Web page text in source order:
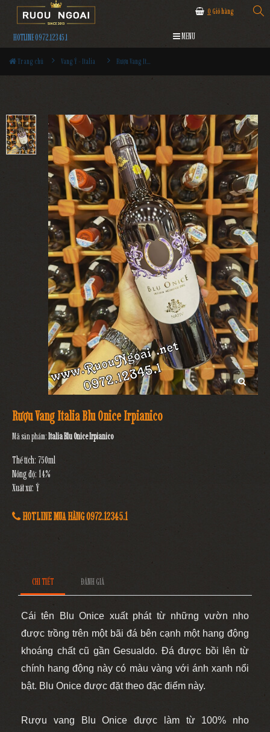
0 Giỏ hàng
HOTLINE 0972.12345.1 MENU
Trang chủ Vang Ý - Italia Rượu Vang Italia Blu Onice Irpianico
Rượu Vang Italia Blu Onice Irpianico
Mã sản phẩm:Italia Blu Onice Irpianico
Thể tích: 750ml
Nồng độ: 14%
Xuất xứ: Ý
HOTLINE MUA HÀNG 0972.12345.1
CHI TIẾT ĐÁNH GIÁ
Cái tên Blu Onice xuất phát từ những vườn nho
được trồng trên một bãi đá bên cạnh một hang động
khoáng chất cũ gần Gesualdo. Đá được bồi lên từ
chính hang động này có màu vàng với ánh xanh nổi
bật. Blu Onice được đặt theo đặc điểm này.
Rượu vang Blu Onice được làm từ 100% nho